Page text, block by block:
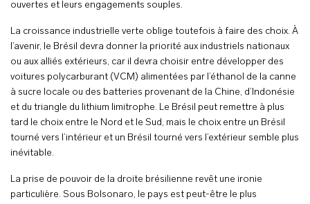
ouvertes et leurs engagements souples.
La croissance industrielle verte oblige toutefois à faire des choix. À
l’avenir, le Brésil devra donner la priorité aux industriels nationaux
ou aux alliés extérieurs, car il devra choisir entre développer des
voitures polycarburant (VCM) alimentées par l’éthanol de la canne
à sucre locale ou des batteries provenant de la Chine, d’Indonésie
et du triangle du lithium limitrophe. Le Brésil peut remettre à plus
tard le choix entre le Nord et le Sud, mais le choix entre un Brésil
tourné vers l’intérieur et un Brésil tourné vers l’extérieur semble plus
inévitable.
La prise de pouvoir de la droite brésilienne revêt une ironie
particulière. Sous Bolsonaro, le pays est peut-être le plus